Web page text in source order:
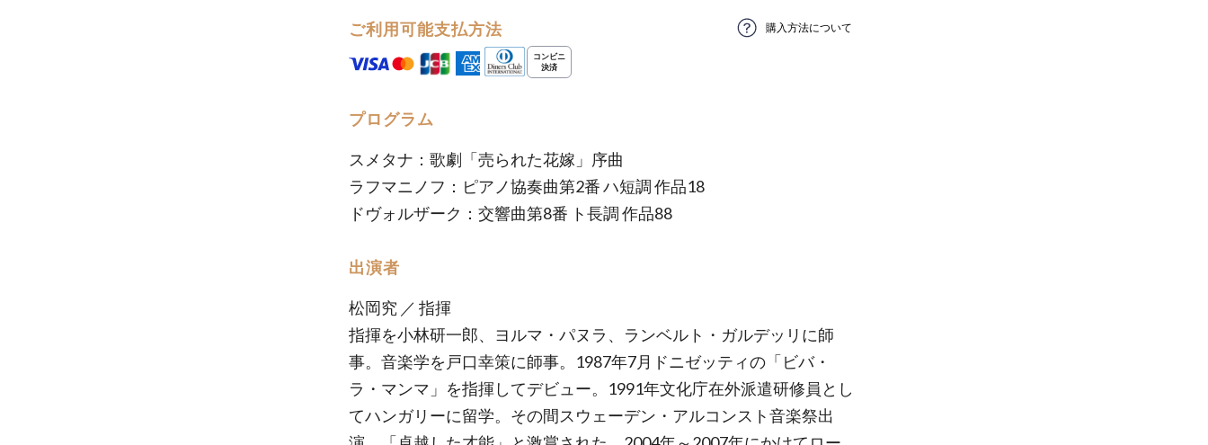
ご利用可能支払方法 購入方法について
プログラム
スメタナ：歌劇「売られた花嫁」序曲
ラフマニノフ：ピアノ協奏曲第2番 ハ短調 作品18
ドヴォルザーク：交響曲第8番 ト長調 作品88
出演者
松岡究 ／ 指揮
指揮を小林研一郎、ヨルマ・パヌラ、ランベルト・ガルデッリに師
事。音楽学を戸口幸策に師事。1987年7月ドニゼッティの「ビバ・
ラ・マンマ」を指揮してデビュー。1991年文化庁在外派遣研修員とし
てハンガリーに留学。その間スウェーデン・アルコンスト音楽祭出